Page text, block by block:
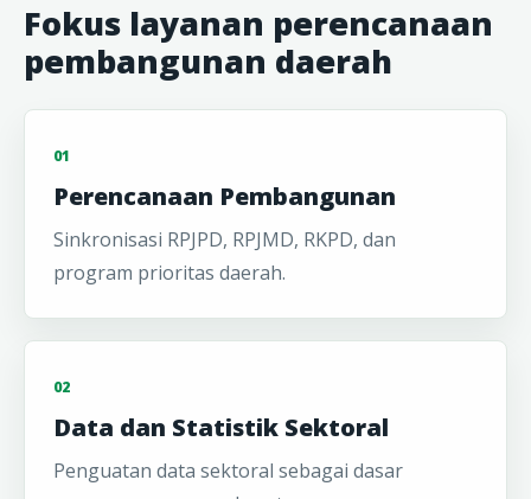
Fokus layanan perencanaan
pembangunan daerah
01
Perencanaan Pembangunan
Sinkronisasi RPJPD, RPJMD, RKPD, dan
program prioritas daerah.
02
Data dan Statistik Sektoral
Penguatan data sektoral sebagai dasar